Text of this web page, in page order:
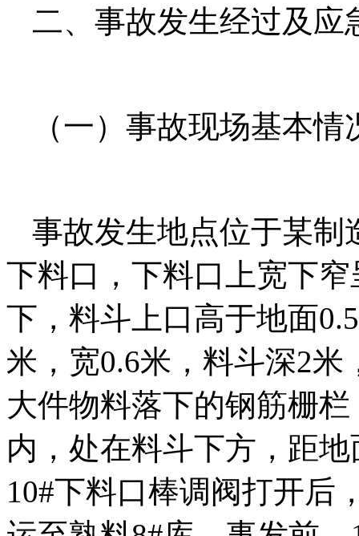
二、事故发生经过及应
（一）事故现场基本情
事故发生地点位于某制
下料口，下料口上宽下
下，料斗上口高于地面
米，宽0.6米，料斗深2
大件物料落下的钢筋栅
内，处在料斗下方，距
10#下料口棒调阀打开后